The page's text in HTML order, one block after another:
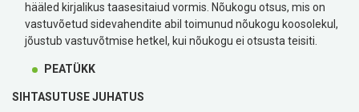
hääled kirjalikus taasesitaiud vormis. Nõukogu otsus, mis on
vastuvõetud sidevahendite abil toimunud nõukogu koosolekul,
jõustub vastuvõtmise hetkel, kui nõukogu ei otsusta teisiti.
PEATÜKK
SIHTASUTUSEJUHATUS